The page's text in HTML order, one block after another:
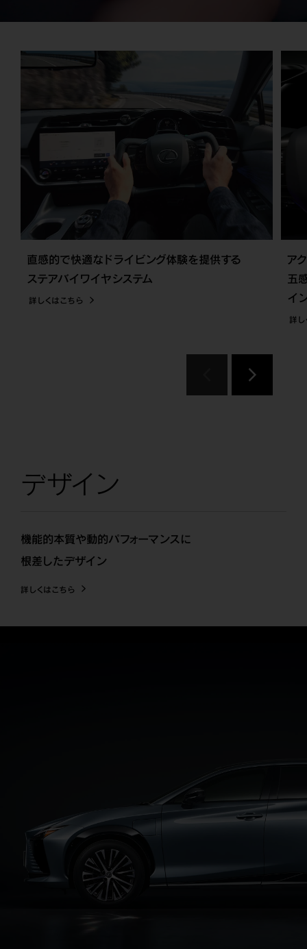
直感的で快適なドライビング体験を提供する
ステアバイワイヤシステム
詳しくはこちら
ア
五
イ
詳
デザイン
機能的本質や動的パフォーマンスに
根差したデザイン
詳しくはこちら